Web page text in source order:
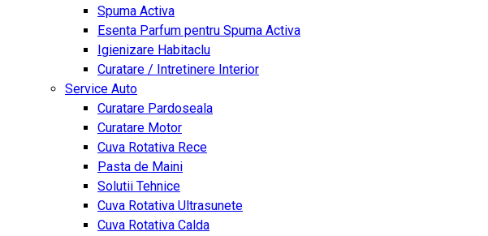
Spuma Activa
Esenta Parfum pentru Spuma Activa
Igienizare Habitaclu
Curatare / Intretinere Interior
Service Auto
Curatare Pardoseala
Curatare Motor
Cuva Rotativa Rece
Pasta de Maini
Solutii Tehnice
Cuva Rotativa Ultrasunete
Cuva Rotativa Calda